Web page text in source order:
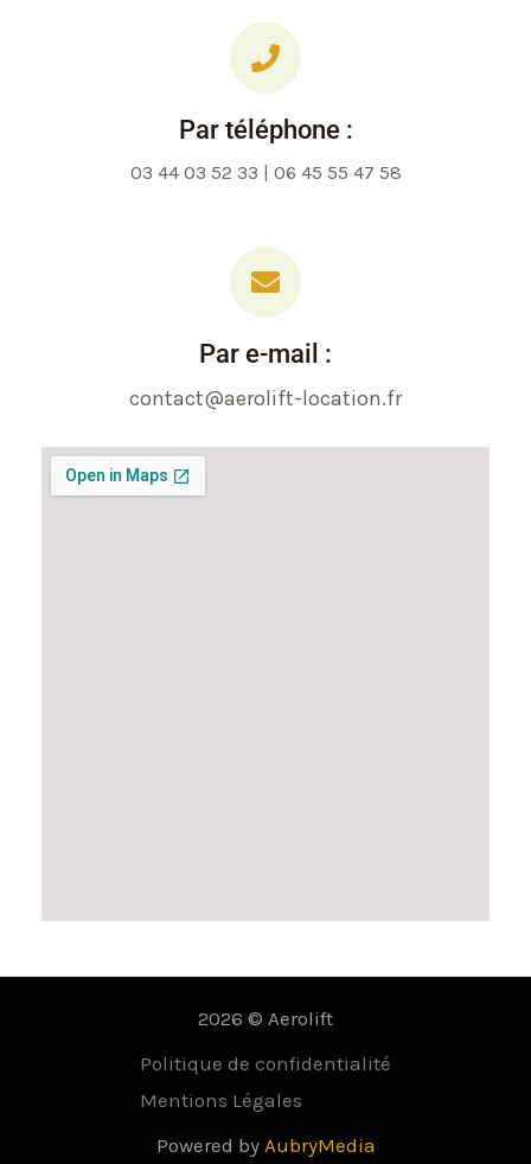
Par téléphone :
03 44 03 52 33 | 06 45 55 47 58
Par e-mail :
contact@aerolift-location.fr
2026 © Aerolift
Politique de confidentialité
Mentions Légales
Powered by AubryMedia